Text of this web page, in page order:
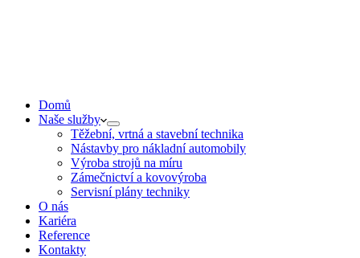
Domů
Naše služby
Těžební, vrtná a stavební technika
Nástavby pro nákladní automobily
Výroba strojů na míru
Zámečnictví a kovovýroba
Servisní plány techniky
O nás
Kariéra
Reference
Kontakty